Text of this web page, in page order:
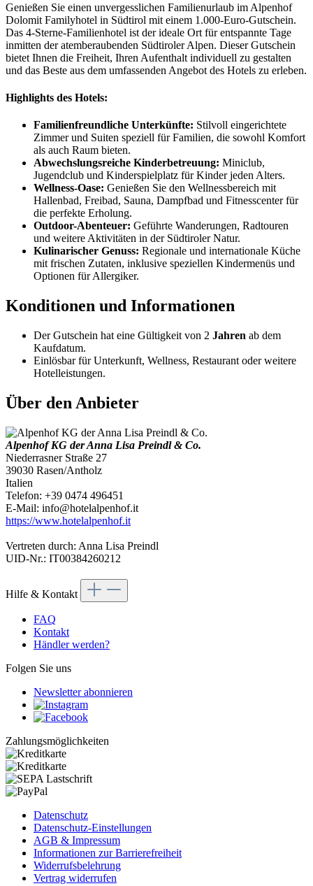
Genießen Sie einen unvergesslichen Familienurlaub im Alpenhof
Dolomit Familyhotel in Südtirol mit einem 1.000-Euro-Gutschein.
Das 4-Sterne-Familienhotel ist der ideale Ort für entspannte Tage
inmitten der atemberaubenden Südtiroler Alpen. Dieser Gutschein
bietet Ihnen die Freiheit, Ihren Aufenthalt individuell zu gestalten
und das Beste aus dem umfassenden Angebot des Hotels zu erleben.
Highlights des Hotels:
Familienfreundliche Unterkünfte: Stilvoll eingerichtete
Zimmer und Suiten speziell für Familien, die sowohl Komfort
als auch Raum bieten.
Abwechslungsreiche Kinderbetreuung: Miniclub,
Jugendclub und Kinderspielplatz für Kinder jeden Alters.
Wellness-Oase: Genießen Sie den Wellnessbereich mit
Hallenbad, Freibad, Sauna, Dampfbad und Fitnesscenter für
die perfekte Erholung.
Outdoor-Abenteuer: Geführte Wanderungen, Radtouren
und weitere Aktivitäten in der Südtiroler Natur.
Kulinarischer Genuss: Regionale und internationale Küche
mit frischen Zutaten, inklusive speziellen Kindermenüs und
Optionen für Allergiker.
Konditionen und Informationen
Der Gutschein hat eine Gültigkeit von 2 Jahren ab dem
Kaufdatum.
Einlösbar für Unterkunft, Wellness, Restaurant oder weitere
Hotelleistungen.
Über den Anbieter
Alpenhof KG der Anna Lisa Preindl & Co.
Niederrasner Straße 27
39030 Rasen/Antholz
Italien
Telefon: +39 0474 496451
E-Mail: info@hotelalpenhof.it
https://www.hotelalpenhof.it
Vertreten durch: Anna Lisa Preindl
UID-Nr.: IT00384260212
Hilfe & Kontakt
FAQ
Kontakt
Händler werden?
Folgen Sie uns
Newsletter abonnieren
Zahlungsmöglichkeiten
Datenschutz
Datenschutz-Einstellungen
AGB & Impressum
Informationen zur Barrierefreiheit
Widerrufsbelehrung
Vertrag widerrufen